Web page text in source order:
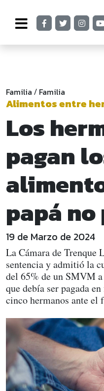
Familia / Familia
Alimentos entre
Los
pagan
papá
19 de Marzo de 2024
La Cámara de Trenque
sentencia y admitió la
del 65% de un SMVM
que debía ser pagada
cinco hermanos ante